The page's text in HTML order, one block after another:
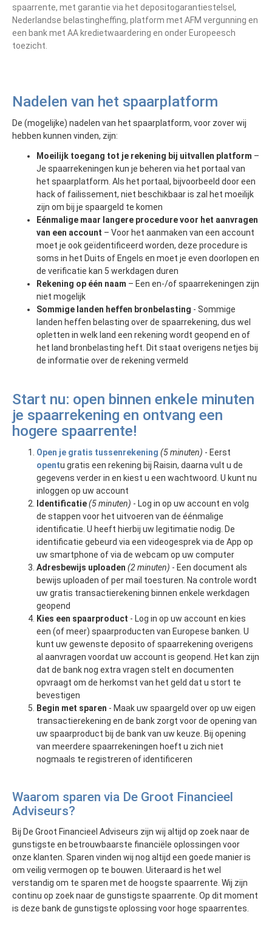
spaarrente, met garantie via het depositogarantiestelsel,
Nederlandse belastingheffing, platform met AFM vergunning en
een bank met AA kredietwaardering en onder Europeesch
toezicht.
Nadelen van het spaarplatform
De (mogelijke) nadelen van het spaarplatform, voor zover wij
hebben kunnen vinden, zijn:
Moeilijk toegang tot je rekening bij uitvallen platform –
Je spaarrekeningen kun je beheren via het portaal van
het spaarplatform. Als het portaal, bijvoorbeeld door een
hack of failissement, niet beschikbaar is zal het moeilijk
zijn om bij je spaargeld te komen
Eénmalige maar langere procedure voor het aanvragen
van een account – Voor het aanmaken van een account
moet je ook geïdentificeerd worden, deze procedure is
soms in het Duits of Engels en moet je even doorlopen en
de verificatie kan 5 werkdagen duren
Rekening op één naam – Een en-/of spaarrekeningen zijn
niet mogelijk
Sommige landen heffen bronbelasting - Sommige
landen heffen belasting over de spaarrekening, dus wel
opletten in welk land een rekening wordt geopend en of
het land bronbelasting heft. Dit staat overigens netjes bij
de informatie over de rekening vermeld
Start nu: open binnen enkele minuten
je spaarrekening en ontvang een
hogere spaarrente!
Open je gratis tussenrekening (5 minuten) - Eerst
opentu gratis een rekening bij Raisin, daarna vult u de
gegevens verder in en kiest u een wachtwoord. U kunt nu
inloggen op uw account
Identificatie(5 minuten) - Log in op uw account en volg
de stappen voor het uitvoeren van de éénmalige
identificatie. U heeft hierbij uw legitimatie nodig. De
identificatie gebeurd via een videogesprek via de App op
uw smartphone of via de webcam op uw computer
Adresbewijs uploaden (2 minuten) - Een document als
bewijs uploaden of per mail toesturen. Na controle wordt
uw gratis transactierekening binnen enkele werkdagen
geopend
Kies een spaarproduct - Log in op uw account en kies
een (of meer) spaarproducten van Europese banken. U
kunt uw gewenste deposito of spaarrekening overigens
al aanvragen voordat uw account is geopend. Het kan zijn
dat de bank nog extra vragen stelt en documenten
opvraagt om de herkomst van het geld dat u stort te
bevestigen
Begin met sparen - Maak uw spaargeld over op uw eigen
transactierekening en de bank zorgt voor de opening van
uw spaarproduct bij de bank van uw keuze. Bij opening
van meerdere spaarrekeningen hoeft u zich niet
nogmaals te registreren of identificeren
Waarom sparen via De Groot Financieel
Adviseurs?
Bij De Groot Financieel Adviseurs zijn wij altijd op zoek naar de
gunstigste en betrouwbaarste financiële oplossingen voor
onze klanten. Sparen vinden wij nog altijd een goede manier is
om veilig vermogen op te bouwen. Uiteraard is het wel
verstandig om te sparen met de hoogste spaarrente. Wij zijn
continu op zoek naar de gunstigste spaarrente. Op dit moment
is deze bank de gunstigste oplossing voor hoge spaarrentes.